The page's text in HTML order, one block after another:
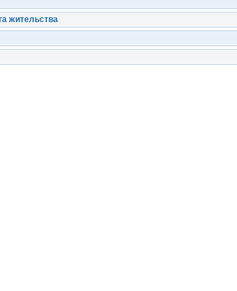
жительства